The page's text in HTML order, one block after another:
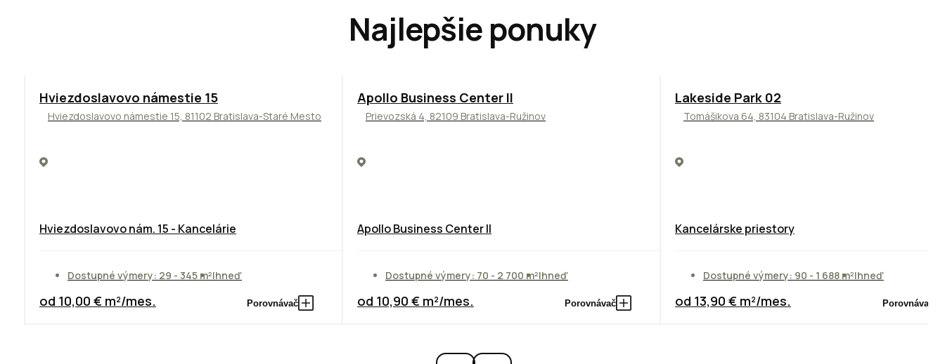
Najlepšie ponuky
ODPORÚČAME
Hviezdoslavovo námestie 15
Hviezdoslavovo námestie 15, 81102 Bratislava-Staré Mesto
Hviezdoslavovo nám. 15 - Kancelárie
Dostupné výmery: 29 - 345 m²Ihneď
od 10,00 € m²/mes. Porovnávač
TOP NOVINKA ODPORÚČAME
Apollo Business Center II
Prievozská 4, 82109 Bratislava-Ružinov
Apollo Business Center II
Dostupné výmery: 70 - 2 700 m²Ihneď
od 10,90 € m²/mes. Porovnávač
ODPORÚČAME
Lakeside Park 02
Tomášikova 64, 83104 Bratislava-Ružinov
Kancelárske priestory
Dostupné výmery: 90 - 1 688 m²Ihneď
od 13,90 € m²/mes. Porovnávač